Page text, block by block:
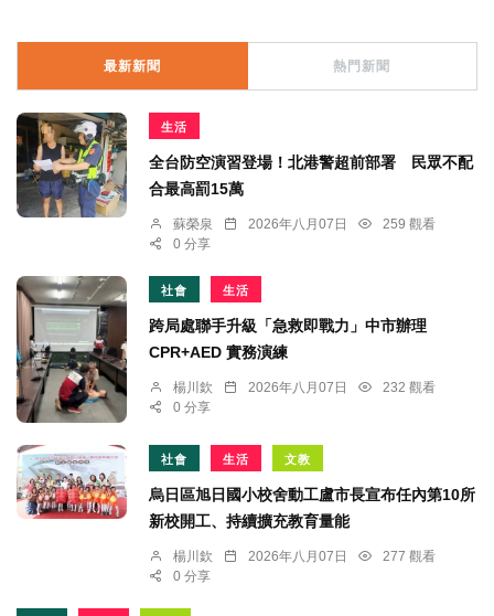
最新新聞 熱門新聞
生活
全台防空演習登場！北港警超前部署 民眾不配
合最高罰15萬
蘇榮泉 2026年八月07日
259 觀看
0 分享
社會 生活
跨局處聯手升級「急救即戰力」中市辦理
CPR+AED 實務演練
楊川欽 2026年八月07日
232 觀看
0 分享
社會 生活 文教
烏日區旭日國小校舍動工盧市長宣布任內第10所
新校開工、持續擴充教育量能
楊川欽 2026年八月07日
277 觀看
0 分享